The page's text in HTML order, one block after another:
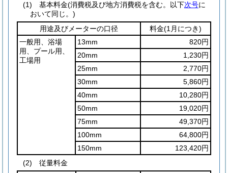
(1)
基本料金(消費税及び地方消費税を含む。以下次号に
おいて同じ。)
用途及びメーターの口径
料金(1月につき)
一般用、浴場
用、プール用、
工場用
13mm
820円
20mm
1,230円
25mm
2,770円
30mm
5,860円
40mm
10,280円
50mm
19,020円
75mm
49,370円
100mm
64,800円
150mm
123,420円
(2)
従量料金